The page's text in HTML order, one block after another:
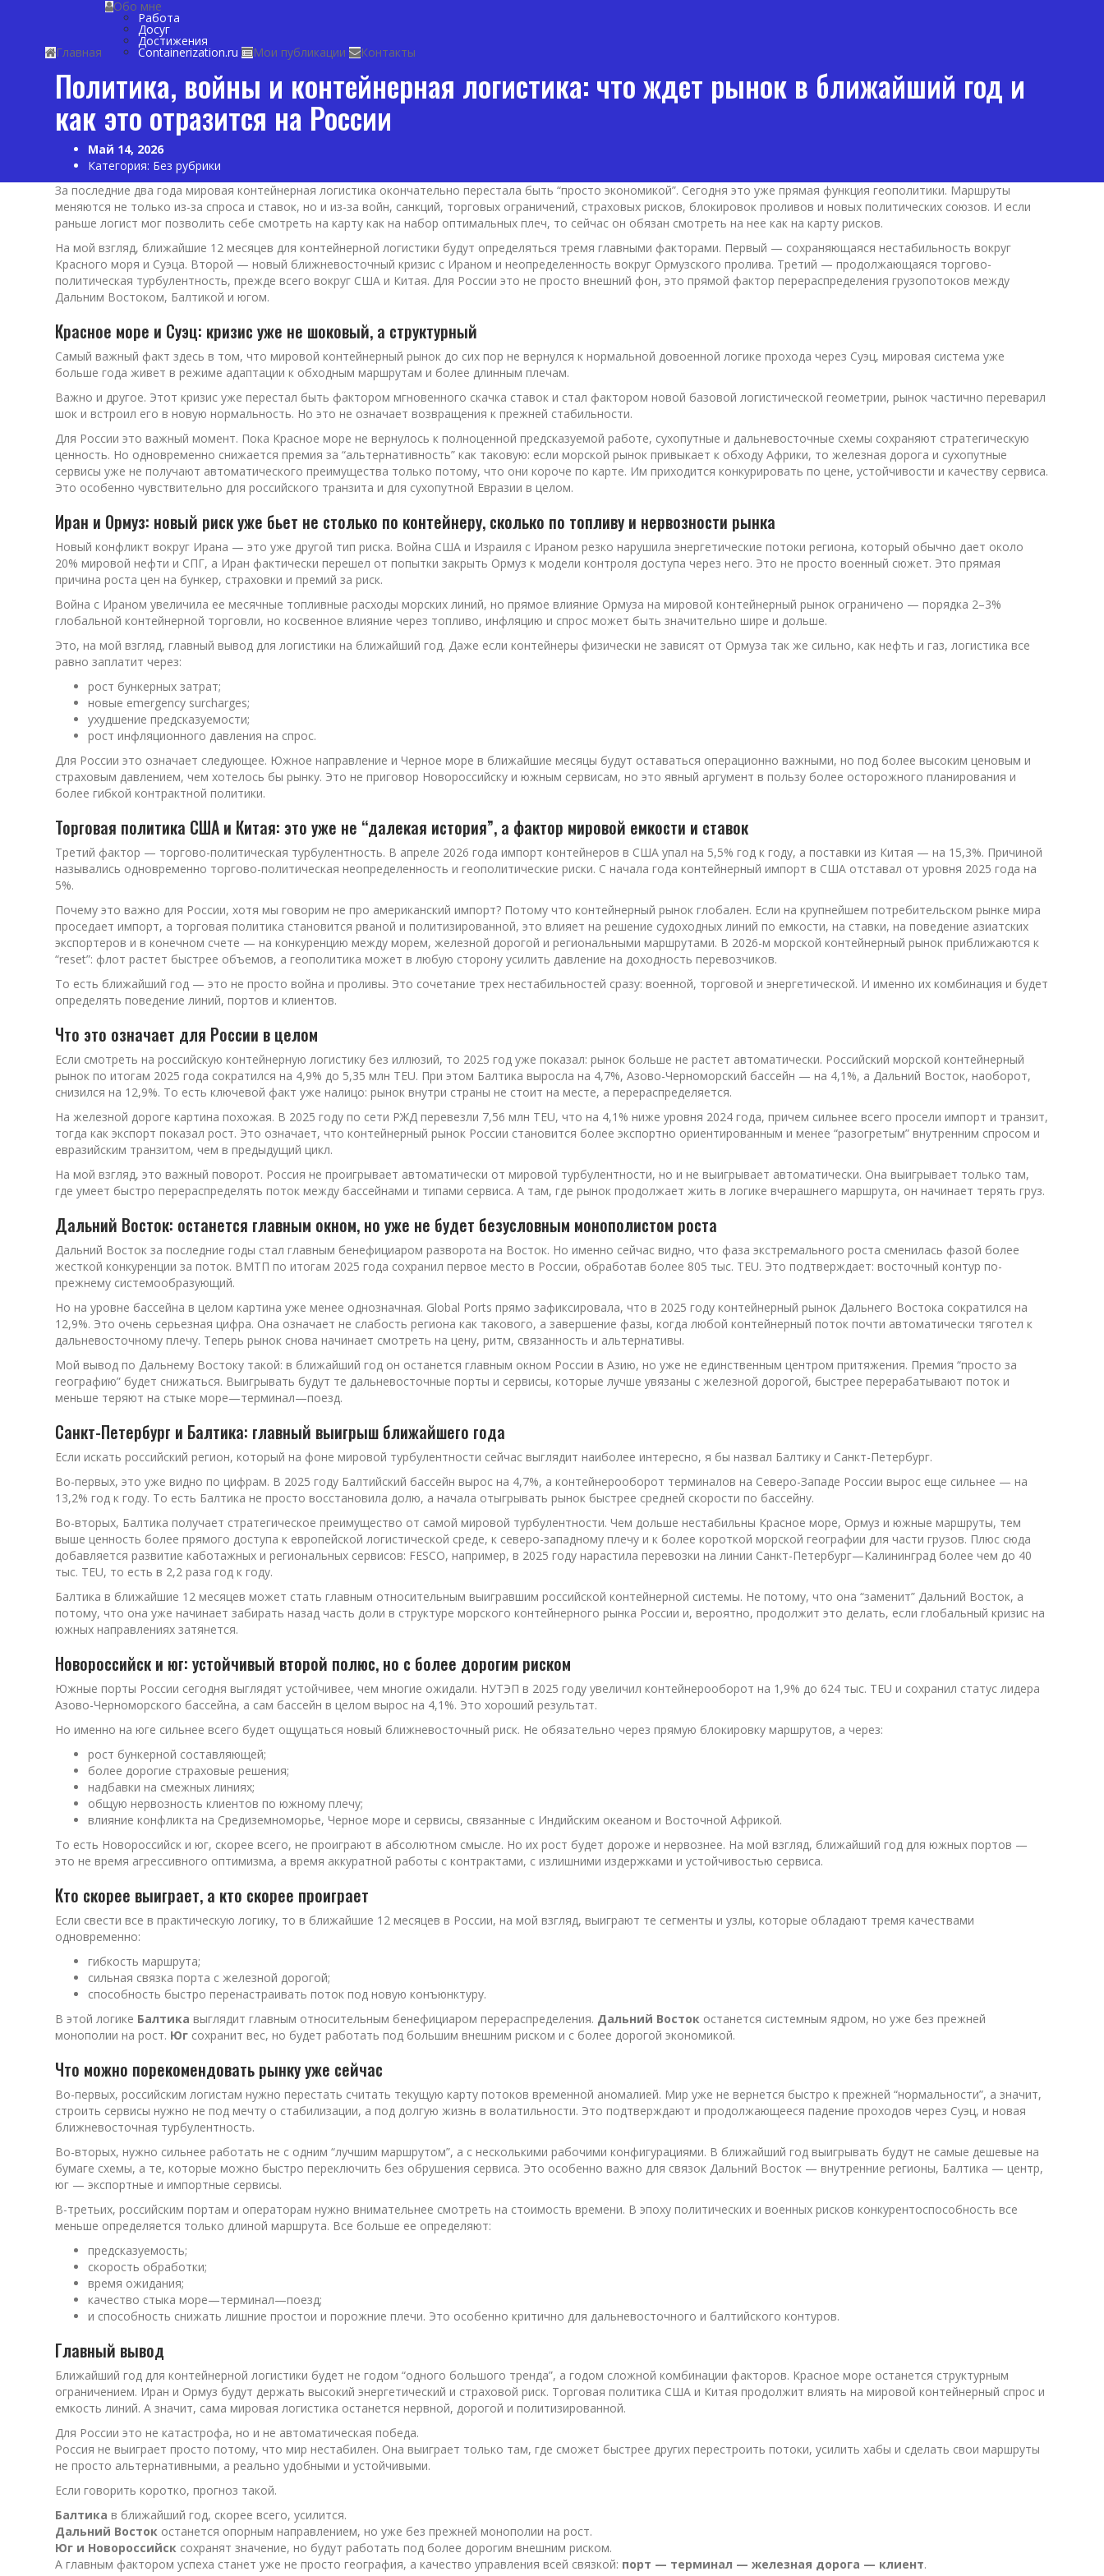
Главная
Обо мне
Работа
Досуг
Достижения
Containerization.ru Мои публикации Контакты
Политика, войны и контейнерная логистика: что ждет рынок в ближайший год и
как это отразится на России
Май 14, 2026
Категория: Без рубрики
За последние два года мировая контейнерная логистика окончательно перестала быть “просто экономикой”. Сегодня это уже прямая функция геополитики. Маршруты
меняются не только из-за спроса и ставок, но и из-за войн, санкций, торговых ограничений, страховых рисков, блокировок проливов и новых политических союзов. И если
раньше логист мог позволить себе смотреть на карту как на набор оптимальных плеч, то сейчас он обязан смотреть на нее как на карту рисков.
На мой взгляд, ближайшие 12 месяцев для контейнерной логистики будут определяться тремя главными факторами. Первый — сохраняющаяся нестабильность вокруг
Красного моря и Суэца. Второй — новый ближневосточный кризис с Ираном и неопределенность вокруг Ормузского пролива. Третий — продолжающаяся торгово-
политическая турбулентность, прежде всего вокруг США и Китая. Для России это не просто внешний фон, это прямой фактор перераспределения грузопотоков между
Дальним Востоком, Балтикой и югом.
Красное море и Суэц: кризис уже не шоковый, а структурный
Самый важный факт здесь в том, что мировой контейнерный рынок до сих пор не вернулся к нормальной довоенной логике прохода через Суэц, мировая система уже
больше года живет в режиме адаптации к обходным маршрутам и более длинным плечам.
Важно и другое. Этот кризис уже перестал быть фактором мгновенного скачка ставок и стал фактором новой базовой логистической геометрии, рынок частично переварил
шок и встроил его в новую нормальность. Но это не означает возвращения к прежней стабильности.
Для России это важный момент. Пока Красное море не вернулось к полноценной предсказуемой работе, сухопутные и дальневосточные схемы сохраняют стратегическую
ценность. Но одновременно снижается премия за “альтернативность” как таковую: если морской рынок привыкает к обходу Африки, то железная дорога и сухопутные
сервисы уже не получают автоматического преимущества только потому, что они короче по карте. Им приходится конкурировать по цене, устойчивости и качеству сервиса.
Это особенно чувствительно для российского транзита и для сухопутной Евразии в целом.
Иран и Ормуз: новый риск уже бьет не столько по контейнеру, сколько по топливу и нервозности рынка
Новый конфликт вокруг Ирана — это уже другой тип риска. Война США и Израиля с Ираном резко нарушила энергетические потоки региона, который обычно дает около
20% мировой нефти и СПГ, а Иран фактически перешел от попытки закрыть Ормуз к модели контроля доступа через него. Это не просто военный сюжет. Это прямая
причина роста цен на бункер, страховки и премий за риск.
Война с Ираном увеличила ее месячные топливные расходы морских линий, но прямое влияние Ормуза на мировой контейнерный рынок ограничено — порядка 2–3%
глобальной контейнерной торговли, но косвенное влияние через топливо, инфляцию и спрос может быть значительно шире и дольше.
Это, на мой взгляд, главный вывод для логистики на ближайший год. Даже если контейнеры физически не зависят от Ормуза так же сильно, как нефть и газ, логистика все
равно заплатит через:
рост бункерных затрат;
новые emergency surcharges;
ухудшение предсказуемости;
рост инфляционного давления на спрос.
Для России это означает следующее. Южное направление и Черное море в ближайшие месяцы будут оставаться операционно важными, но под более высоким ценовым и
страховым давлением, чем хотелось бы рынку. Это не приговор Новороссийску и южным сервисам, но это явный аргумент в пользу более осторожного планирования и
более гибкой контрактной политики.
Торговая политика США и Китая: это уже не “далекая история”, а фактор мировой емкости и ставок
Третий фактор — торгово-политическая турбулентность. В апреле 2026 года импорт контейнеров в США упал на 5,5% год к году, а поставки из Китая — на 15,3%. Причиной
назывались одновременно торгово-политическая неопределенность и геополитические риски. С начала года контейнерный импорт в США отставал от уровня 2025 года на
5%.
Почему это важно для России, хотя мы говорим не про американский импорт? Потому что контейнерный рынок глобален. Если на крупнейшем потребительском рынке мира
проседает импорт, а торговая политика становится рваной и политизированной, это влияет на решение судоходных линий по емкости, на ставки, на поведение азиатских
экспортеров и в конечном счете — на конкуренцию между морем, железной дорогой и региональными маршрутами. В 2026-м морской контейнерный рынок приближаются к
“reset”: флот растет быстрее объемов, а геополитика может в любую сторону усилить давление на доходность перевозчиков.
То есть ближайший год — это не просто война и проливы. Это сочетание трех нестабильностей сразу: военной, торговой и энергетической. И именно их комбинация и будет
определять поведение линий, портов и клиентов.
Что это означает для России в целом
Если смотреть на российскую контейнерную логистику без иллюзий, то 2025 год уже показал: рынок больше не растет автоматически. Российский морской контейнерный
рынок по итогам 2025 года сократился на 4,9% до 5,35 млн TEU. При этом Балтика выросла на 4,7%, Азово-Черноморский бассейн — на 4,1%, а Дальний Восток, наоборот,
снизился на 12,9%. То есть ключевой факт уже налицо: рынок внутри страны не стоит на месте, а перераспределяется.
На железной дороге картина похожая. В 2025 году по сети РЖД перевезли 7,56 млн TEU, что на 4,1% ниже уровня 2024 года, причем сильнее всего просели импорт и транзит,
тогда как экспорт показал рост. Это означает, что контейнерный рынок России становится более экспортно ориентированным и менее “разогретым” внутренним спросом и
евразийским транзитом, чем в предыдущий цикл.
На мой взгляд, это важный поворот. Россия не проигрывает автоматически от мировой турбулентности, но и не выигрывает автоматически. Она выигрывает только там,
где умеет быстро перераспределять поток между бассейнами и типами сервиса. А там, где рынок продолжает жить в логике вчерашнего маршрута, он начинает терять груз.
Дальний Восток: останется главным окном, но уже не будет безусловным монополистом роста
Дальний Восток за последние годы стал главным бенефициаром разворота на Восток. Но именно сейчас видно, что фаза экстремального роста сменилась фазой более
жесткой конкуренции за поток. ВМТП по итогам 2025 года сохранил первое место в России, обработав более 805 тыс. TEU. Это подтверждает: восточный контур по-
прежнему системообразующий.
Но на уровне бассейна в целом картина уже менее однозначная. Global Ports прямо зафиксировала, что в 2025 году контейнерный рынок Дальнего Востока сократился на
12,9%. Это очень серьезная цифра. Она означает не слабость региона как такового, а завершение фазы, когда любой контейнерный поток почти автоматически тяготел к
дальневосточному плечу. Теперь рынок снова начинает смотреть на цену, ритм, связанность и альтернативы.
Мой вывод по Дальнему Востоку такой: в ближайший год он останется главным окном России в Азию, но уже не единственным центром притяжения. Премия “просто за
географию” будет снижаться. Выигрывать будут те дальневосточные порты и сервисы, которые лучше увязаны с железной дорогой, быстрее перерабатывают поток и
меньше теряют на стыке море—терминал—поезд.
Санкт-Петербург и Балтика: главный выигрыш ближайшего года
Если искать российский регион, который на фоне мировой турбулентности сейчас выглядит наиболее интересно, я бы назвал Балтику и Санкт-Петербург.
Во-первых, это уже видно по цифрам. В 2025 году Балтийский бассейн вырос на 4,7%, а контейнерооборот терминалов на Северо-Западе России вырос еще сильнее — на
13,2% год к году. То есть Балтика не просто восстановила долю, а начала отыгрывать рынок быстрее средней скорости по бассейну.
Во-вторых, Балтика получает стратегическое преимущество от самой мировой турбулентности. Чем дольше нестабильны Красное море, Ормуз и южные маршруты, тем
выше ценность более прямого доступа к европейской логистической среде, к северо-западному плечу и к более короткой морской географии для части грузов. Плюс сюда
добавляется развитие каботажных и региональных сервисов: FESCO, например, в 2025 году нарастила перевозки на линии Санкт-Петербург—Калининград более чем до 40
тыс. TEU, то есть в 2,2 раза год к году.
Балтика в ближайшие 12 месяцев может стать главным относительным выигравшим российской контейнерной системы. Не потому, что она “заменит” Дальний Восток, а
потому, что она уже начинает забирать назад часть доли в структуре морского контейнерного рынка России и, вероятно, продолжит это делать, если глобальный кризис на
южных направлениях затянется.
Новороссийск и юг: устойчивый второй полюс, но с более дорогим риском
Южные порты России сегодня выглядят устойчивее, чем многие ожидали. НУТЭП в 2025 году увеличил контейнерооборот на 1,9% до 624 тыс. TEU и сохранил статус лидера
Азово-Черноморского бассейна, а сам бассейн в целом вырос на 4,1%. Это хороший результат.
Но именно на юге сильнее всего будет ощущаться новый ближневосточный риск. Не обязательно через прямую блокировку маршрутов, а через:
рост бункерной составляющей;
более дорогие страховые решения;
надбавки на смежных линиях;
общую нервозность клиентов по южному плечу;
влияние конфликта на Средиземноморье, Черное море и сервисы, связанные с Индийским океаном и Восточной Африкой.
То есть Новороссийск и юг, скорее всего, не проиграют в абсолютном смысле. Но их рост будет дороже и нервознее. На мой взгляд, ближайший год для южных портов —
это не время агрессивного оптимизма, а время аккуратной работы с контрактами, с излишними издержками и устойчивостью сервиса.
Кто скорее выиграет, а кто скорее проиграет
Если свести все в практическую логику, то в ближайшие 12 месяцев в России, на мой взгляд, выиграют те сегменты и узлы, которые обладают тремя качествами
одновременно:
гибкость маршрута;
сильная связка порта с железной дорогой;
способность быстро перенастраивать поток под новую конъюнктуру.
В этой логике Балтика выглядит главным относительным бенефициаром перераспределения. Дальний Восток останется системным ядром, но уже без прежней
монополии на рост. Юг сохранит вес, но будет работать под большим внешним риском и с более дорогой экономикой.
Что можно порекомендовать рынку уже сейчас
Во-первых, российским логистам нужно перестать считать текущую карту потоков временной аномалией. Мир уже не вернется быстро к прежней “нормальности”, а значит,
строить сервисы нужно не под мечту о стабилизации, а под долгую жизнь в волатильности. Это подтверждают и продолжающееся падение проходов через Суэц, и новая
ближневосточная турбулентность.
Во-вторых, нужно сильнее работать не с одним “лучшим маршрутом”, а с несколькими рабочими конфигурациями. В ближайший год выигрывать будут не самые дешевые на
бумаге схемы, а те, которые можно быстро переключить без обрушения сервиса. Это особенно важно для связок Дальний Восток — внутренние регионы, Балтика — центр,
юг — экспортные и импортные сервисы.
В-третьих, российским портам и операторам нужно внимательнее смотреть на стоимость времени. В эпоху политических и военных рисков конкурентоспособность все
меньше определяется только длиной маршрута. Все больше ее определяют:
предсказуемость;
скорость обработки;
время ожидания;
качество стыка море—терминал—поезд;
и способность снижать лишние простои и порожние плечи. Это особенно критично для дальневосточного и балтийского контуров.
Главный вывод
Ближайший год для контейнерной логистики будет не годом “одного большого тренда”, а годом сложной комбинации факторов. Красное море останется структурным
ограничением. Иран и Ормуз будут держать высокий энергетический и страховой риск. Торговая политика США и Китая продолжит влиять на мировой контейнерный спрос и
емкость линий. А значит, сама мировая логистика останется нервной, дорогой и политизированной.
Для России это не катастрофа, но и не автоматическая победа.
Россия не выиграет просто потому, что мир нестабилен. Она выиграет только там, где сможет быстрее других перестроить потоки, усилить хабы и сделать свои маршруты
не просто альтернативными, а реально удобными и устойчивыми.
Если говорить коротко, прогноз такой.
Балтика в ближайший год, скорее всего, усилится.
Дальний Восток останется опорным направлением, но уже без прежней монополии на рост.
Юг и Новороссийск сохранят значение, но будут работать под более дорогим внешним риском.
А главным фактором успеха станет уже не просто география, а качество управления всей связкой: порт — терминал — железная дорога — клиент.